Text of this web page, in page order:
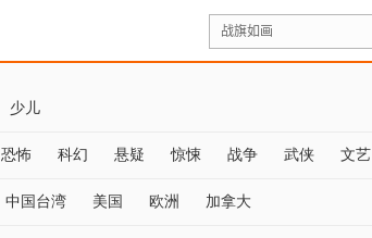
少儿
恐怖 科幻 悬疑 惊悚 战争 武侠 文艺
中国台湾 美国 欧洲 加拿大